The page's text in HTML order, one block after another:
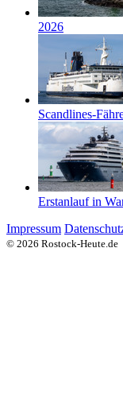
2026
Scandlines-
Erstanlauf in
Impressum
© 2026 Rostock-Heute.de